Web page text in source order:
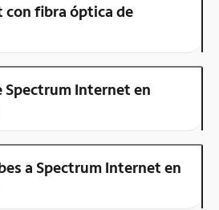
con fibra óptica de
Spectrum Internet en
a Spectrum Internet en